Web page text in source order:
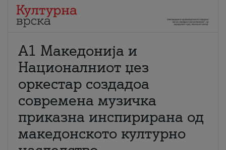
А1 Македонија и
Националниот џез
оркестар создадоа
современа музичка
приказна инспирирана од
македонското културно